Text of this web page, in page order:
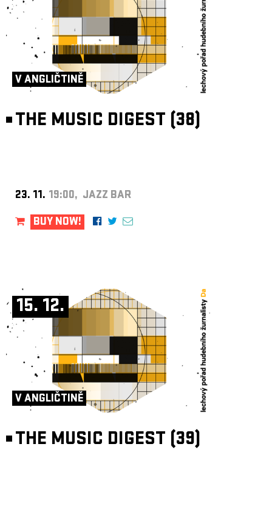
V ANGLIČTINĚ
THE MUSIC DIGEST (38)
23. 11. 19:00, JAZZ BAR
BUY NOW!
15. 12.
V ANGLIČTINĚ
THE MUSIC DIGEST (39)